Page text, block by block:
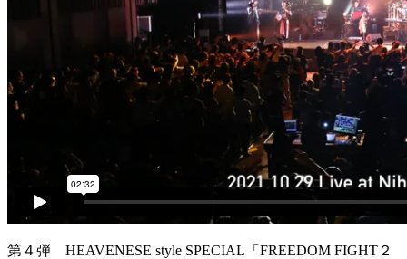
第４弾 HEAVENESE style SPECIAL「FREEDOM FIGHT２